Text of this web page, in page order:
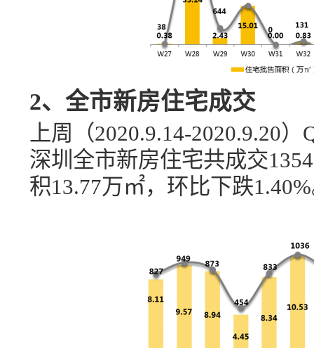
2、全市新房住宅成交
上周（2020.9.14-2020.9.20）
深圳全市新房住宅共成交1354
积13.77万㎡， 环比下跌1.40